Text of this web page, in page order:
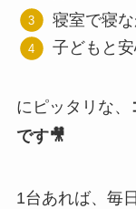
寝室で寝
子どもと
にピッタリな、
です🎥
1台あれば、毎